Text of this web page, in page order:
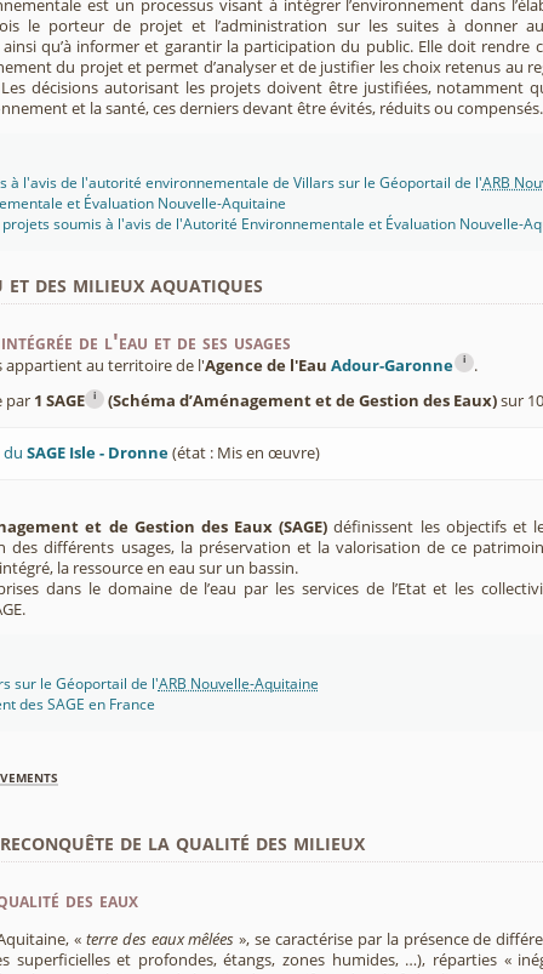
est un processus visant à intégrer l’environnement dans
le porteur de projet et l’administration sur les suites à donner
qu’à informer et garantir la participation du public. Elle doit rendre
du projet et permet d’analyser et de justifier les choix retenus au
décisions autorisant les projets doivent être justifiées, notamment
et la santé, ces derniers devant être évités, réduits ou compensés.
à l'avis de l'autorité environnementale de Villars sur le Géoportail de l'ARB
et Évaluation Nouvelle-Aquitaine
soumis à l'avis de l'Autorité Environnementale et Évaluation Nouvelle-
des milieux aquatiques
de l'eau et de ses usages
appartient au territoire de l'Agence de l'Eau Adour-Garonne i
.
par 1 SAGE i (Schéma d’Aménagement et de Gestion des Eaux)sur
duSAGE Isle - Dronne(état : Mis en œuvre)
et de Gestion des Eaux (SAGE) définissent les objectifs et
des différents usages, la préservation et la valorisation de ce
la ressource en eau sur un bassin.
dans le domaine de l’eau par les services de l’Etat et les
sur le Géoportail de l'ARB Nouvelle-Aquitaine
des SAGE en France
de la qualité des milieux
des eaux
« terre des eaux mêlées », se caractérise par la présence de
superficielles et profondes, étangs, zones humides, …), réparties «